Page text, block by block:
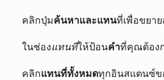
คลิกปุ่มค้นหาและแทนที่เพื่อขยา
ในช่องแทนที่ให้ป้อนคำที่คุณต้อง
คลิกแทนที่ทั้งหมดทุกอินสแตนซ์ข